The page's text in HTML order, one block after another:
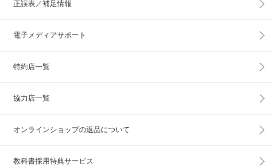
正誤表／補足情報
電子メディアサポート
特約店一覧
協力店一覧
オンラインショップの返品について
教科書採用特典サービス